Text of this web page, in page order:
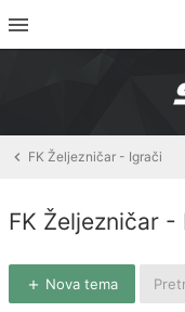
FK Željezničar - Igrači
FK Željezničar
Nova tema